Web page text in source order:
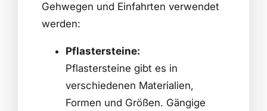
Gehwegen und Einfahrten verwendet
werden:
Pflastersteine:
Pflastersteine gibt es in
verschiedenen Materialien,
Formen und Größen. Gängige